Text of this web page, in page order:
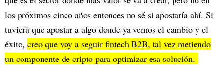
los próximos cinco años entonces no sé si apostaría ahí. Si
tuviera que apostar a algo donde ya vemos el cambio y el
éxito, creo que voy a seguir fintech B2B, tal vez metiendo
un componente de cripto para optimizar esa solución.